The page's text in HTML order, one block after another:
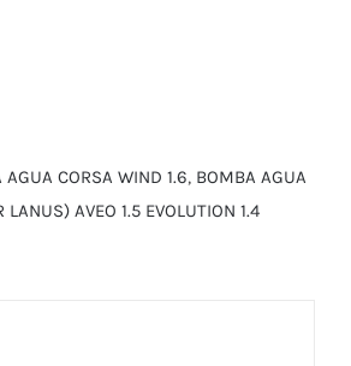
AGUA CORSA WIND 1.6, BOMBA AGUA
AVEO 1.5 EVOLUTION 1.4